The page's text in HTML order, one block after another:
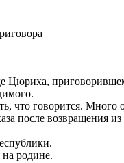
что говорится.
после возвращения
родине.